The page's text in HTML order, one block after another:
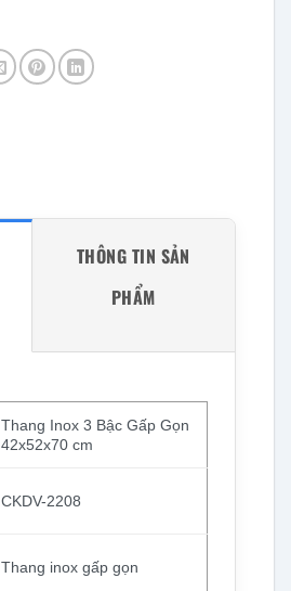
THÔNG TIN SẢN
PHẨM
Thang Inox 3 Bậc Gấp Gọn
42x52x70 cm
CKDV-2208
Thang inox gấp gọn